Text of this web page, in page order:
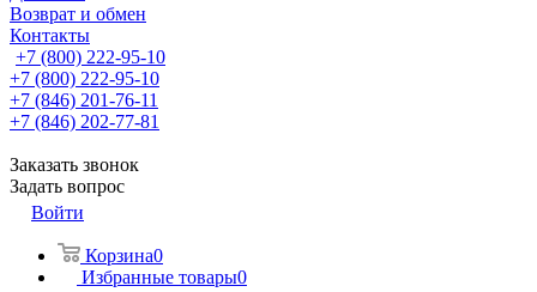
Возврат и обмен
Контакты
+7 (800) 222-95-10
+7 (800) 222-95-10
+7 (846) 201-76-11
+7 (846) 202-77-81
Заказать звонок
Задать вопрос
Войти
Корзина0
Избранные товары0